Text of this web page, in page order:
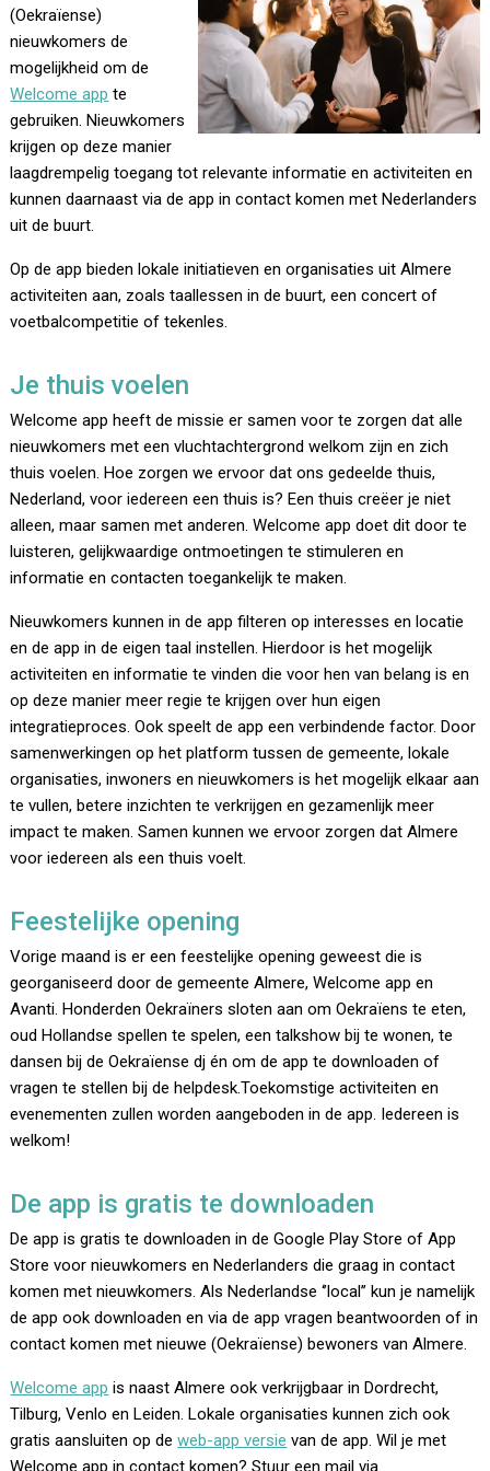
(Oekraïense)
nieuwkomers de
mogelijkheid om de
Welcome app te
gebruiken. Nieuwkomers
krijgen op deze manier
laagdrempelig toegang tot relevante informatie en activiteiten en
kunnen daarnaast via de app in contact komen met Nederlanders
uit de buurt.
Op de app bieden lokale initiatieven en organisaties uit Almere
activiteiten aan, zoals taallessen in de buurt, een concert of
voetbalcompetitie of tekenles.
Je thuis voelen
Welcome app heeft de missie er samen voor te zorgen dat alle
nieuwkomers met een vluchtachtergrond welkom zijn en zich
thuis voelen. Hoe zorgen we ervoor dat ons gedeelde thuis,
Nederland, voor iedereen een thuis is? Een thuis creëer je niet
alleen, maar samen met anderen. Welcome app doet dit door te
luisteren, gelijkwaardige ontmoetingen te stimuleren en
informatie en contacten toegankelijk te maken.
Nieuwkomers kunnen in de app filteren op interesses en locatie
en de app in de eigen taal instellen. Hierdoor is het mogelijk
activiteiten en informatie te vinden die voor hen van belang is en
op deze manier meer regie te krijgen over hun eigen
integratieproces. Ook speelt de app een verbindende factor. Door
samenwerkingen op het platform tussen de gemeente, lokale
organisaties, inwoners en nieuwkomers is het mogelijk elkaar aan
te vullen, betere inzichten te verkrijgen en gezamenlijk meer
impact te maken. Samen kunnen we ervoor zorgen dat Almere
voor iedereen als een thuis voelt.
Feestelijke opening
Vorige maand is er een feestelijke opening geweest die is
georganiseerd door de gemeente Almere, Welcome app en
Avanti. Honderden Oekraïners sloten aan om Oekraïens te eten,
oud Hollandse spellen te spelen, een talkshow bij te wonen, te
dansen bij de Oekraïense dj én om de app te downloaden of
vragen te stellen bij de helpdesk.Toekomstige activiteiten en
evenementen zullen worden aangeboden in de app. Iedereen is
welkom!
De app is gratis te downloaden
De app is gratis te downloaden in de Google Play Store of App
Store voor nieuwkomers en Nederlanders die graag in contact
komen met nieuwkomers. Als Nederlandse ‘’local’’ kun je namelijk
de app ook downloaden en via de app vragen beantwoorden of in
contact komen met nieuwe (Oekraïense) bewoners van Almere.
Welcome app is naast Almere ook verkrijgbaar in Dordrecht,
Tilburg, Venlo en Leiden. Lokale organisaties kunnen zich ook
gratis aansluiten op deweb-app versie van de app. Wil je met
Welcome app in contact komen? Stuur een mail via